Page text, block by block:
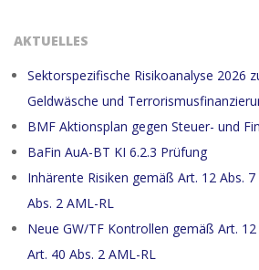
AKTUELLES
Sektorspezifische Risikoanalyse 2026
Geldwäsche und
BMF Aktionsplan gegen Steuer- und
BaFin AuA-BT KI 6.2.3 Prüfung
Inhärente Risiken gemäß Art. 12 Abs.
Abs. 2 AML-RL
Neue GW/TF Kontrollen gemäß Art. 12
Art. 40 Abs. 2 AML-RL